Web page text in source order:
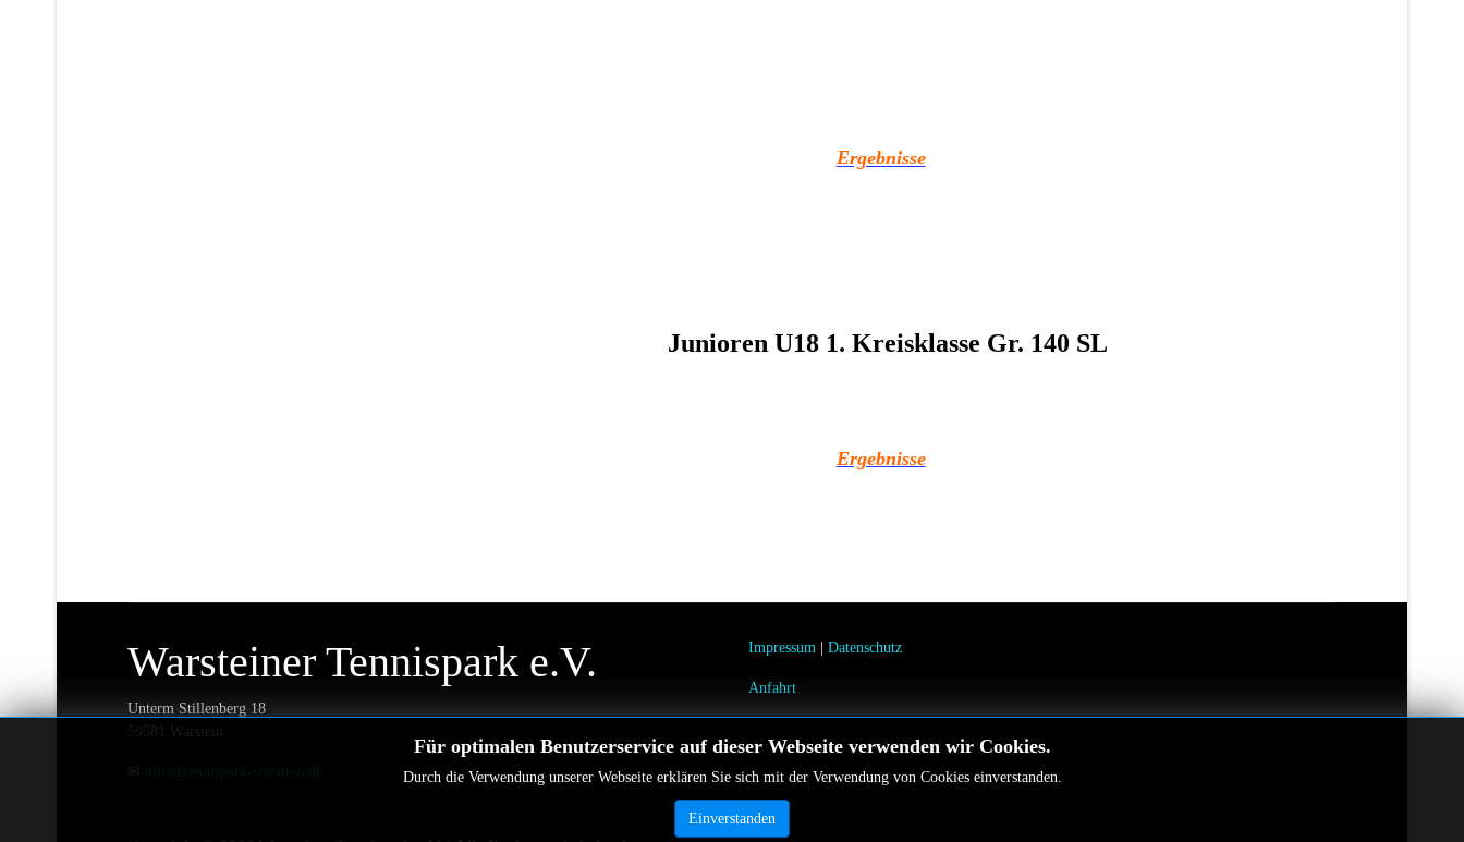
Ergebnisse
Junioren U18 1. Kreisklasse Gr. 140 SL
Ergebnisse
Für optimalen Benutzerservice auf dieser Webseite verwenden wir Cookies.
Durch die Verwendung unserer Webseite erklären Sie sich mit der Verwendung von Cookies einverstanden.
Einverstanden
Warsteiner Tennispark e.V.
Unterm Stillenberg 18
59581 Warstein
✉ info@tennispark-warstein.de
Impressum Datenschutz
Anfahrt